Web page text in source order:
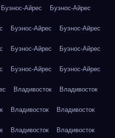
Буэнос-Айрес Буэнос-Айрес
Буэнос-Айрес Буэнос-Айрес
Буэнос-Айрес Буэнос-Айрес
Буэнос-Айрес Буэнос-Айрес
Владивосток Владивосток
Владивосток Владивосток
Владивосток Владивосток